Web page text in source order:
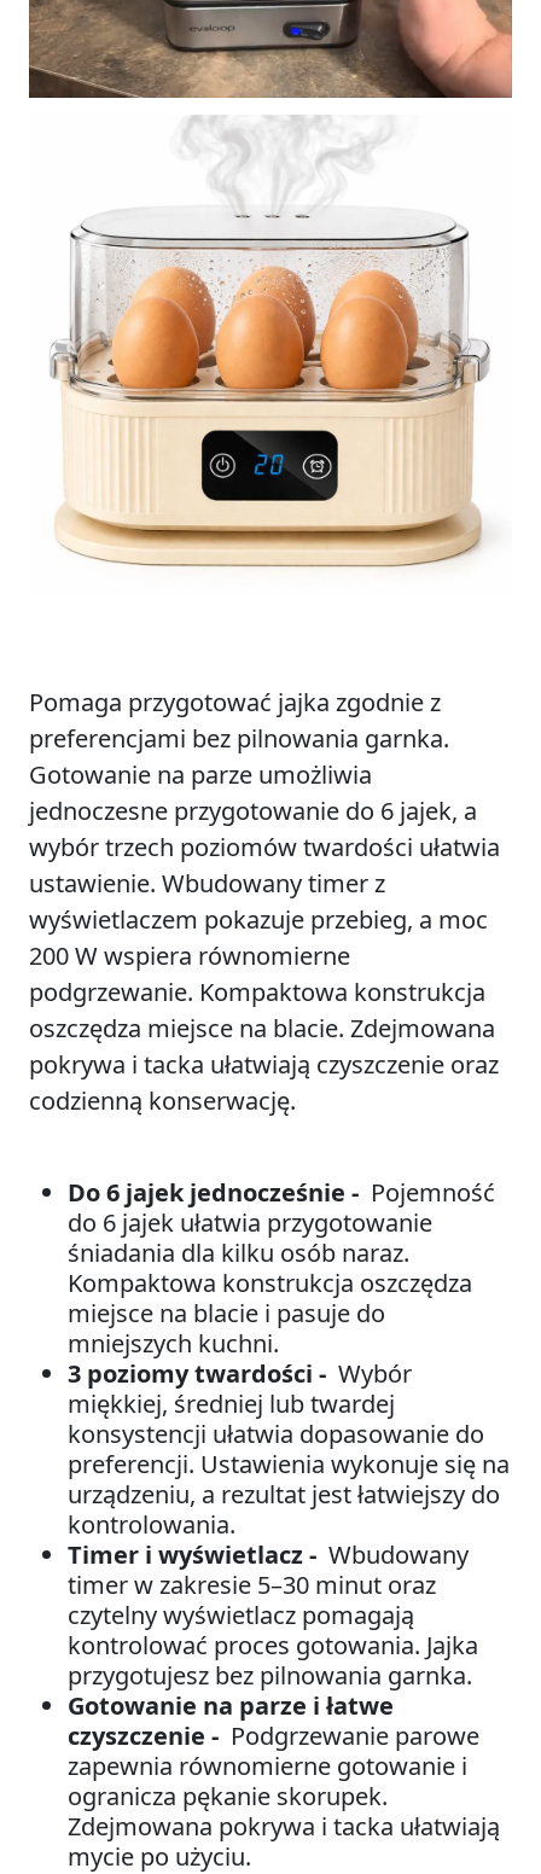
Pomaga przygotować jajka zgodnie z
preferencjami bez pilnowania garnka.
Gotowanie na parze umożliwia
jednoczesne przygotowanie do 6 jajek, a
wybór trzech poziomów twardości ułatwia
ustawienie. Wbudowany timer z
wyświetlaczem pokazuje przebieg, a moc
200 W wspiera równomierne
podgrzewanie. Kompaktowa konstrukcja
oszczędza miejsce na blacie. Zdejmowana
pokrywa i tacka ułatwiają czyszczenie oraz
codzienną konserwację.
Do 6 jajek jednocześnie - Pojemność
do 6 jajek ułatwia przygotowanie
śniadania dla kilku osób naraz.
Kompaktowa konstrukcja oszczędza
miejsce na blacie i pasuje do
mniejszych kuchni.
3 poziomy twardości - Wybór
miękkiej, średniej lub twardej
konsystencji ułatwia dopasowanie do
preferencji. Ustawienia wykonuje się na
urządzeniu, a rezultat jest łatwiejszy do
kontrolowania.
Timer i wyświetlacz - Wbudowany
timer w zakresie 5–30 minut oraz
czytelny wyświetlacz pomagają
kontrolować proces gotowania. Jajka
przygotujesz bez pilnowania garnka.
Gotowanie na parze i łatwe
czyszczenie - Podgrzewanie parowe
zapewnia równomierne gotowanie i
ogranicza pękanie skorupek.
Zdejmowana pokrywa i tacka ułatwiają
mycie po użyciu.